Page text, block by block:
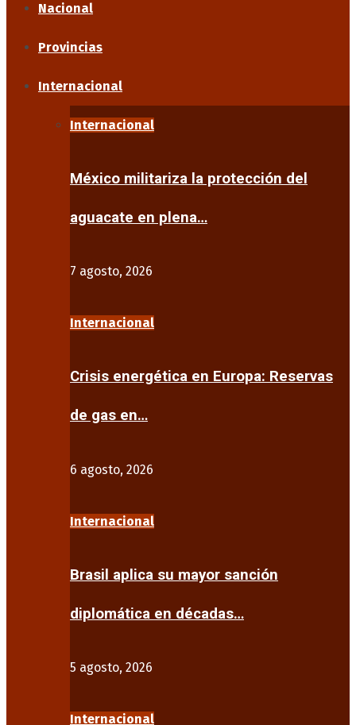
Nacional
Provincias
Internacional
Internacional
México militariza la protección del
aguacate en plena…
7 agosto, 2026
Internacional
Crisis energética en Europa: Reservas
de gas en…
6 agosto, 2026
Internacional
Brasil aplica su mayor sanción
diplomática en décadas…
5 agosto, 2026
Internacional